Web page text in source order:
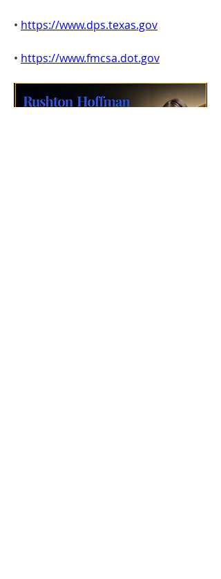
• https://www.dps.texas.gov
• https://www.fmcsa.dot.gov